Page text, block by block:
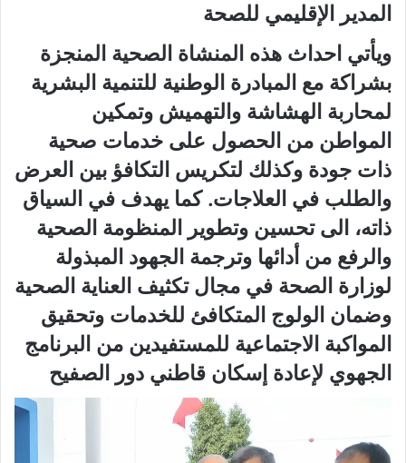
المدير الإقليمي للصحة
ويأتي احداث هذه المنشاة الصحية المنجزة
بشراكة مع المبادرة الوطنية للتنمية البشرية
لمحاربة الهشاشة والتهميش وتمكين
المواطن من الحصول على خدمات صحية
ذات جودة وكذلك لتكريس التكافؤ بين العرض
والطلب في العلاجات. كما يهدف في السياق
ذاته، الى تحسين وتطوير المنظومة الصحية
والرفع من أدائها وترجمة الجهود المبذولة
لوزارة الصحة في مجال تكثيف العناية الصحية
وضمان الولوج المتكافئ للخدمات وتحقيق
المواكبة الاجتماعية للمستفيدين من البرنامج
الجهوي لإعادة إسكان قاطني دور الصفيح